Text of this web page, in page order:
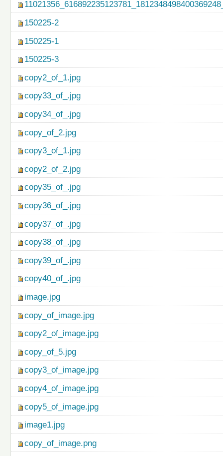
150225-2
150225-1
150225-3
copy2_of_1.jpg
copy33_of_.jpg
copy34_of_.jpg
copy_of_2.jpg
copy3_of_1.jpg
copy2_of_2.jpg
copy35_of_.jpg
copy36_of_.jpg
copy37_of_.jpg
copy38_of_.jpg
copy39_of_.jpg
copy40_of_.jpg
image.jpg
copy_of_image.jpg
copy2_of_image.jpg
copy_of_5.jpg
copy3_of_image.jpg
copy4_of_image.jpg
copy5_of_image.jpg
image1.jpg
copy_of_image.png